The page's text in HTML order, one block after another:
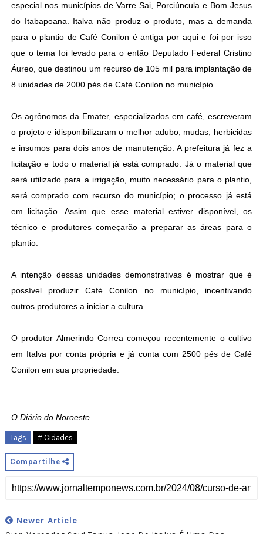
especial nos municípios de Varre Sai, Porciúncula e Bom Jesus
do Itabapoana. Italva não produz o produto, mas a demanda
para o plantio de Café Conilon é antiga por aqui e foi por isso
que o tema foi levado para o então Deputado Federal Cristino
Áureo, que destinou um recurso de 105 mil para implantação de
8 unidades de 2000 pés de Café Conilon no município.
Os agrônomos da Emater, especializados em café, escreveram
o projeto e idisponibilizaram o melhor adubo, mudas, herbicidas
e insumos para dois anos de manutenção. A prefeitura já fez a
licitação e todo o material já está comprado. Já o material que
será utilizado para a irrigação, muito necessário para o plantio,
será comprado com recurso do município; o processo já está
em licitação. Assim que esse material estiver disponível, os
técnico e produtores começarão a preparar as áreas para o
plantio.
A intenção dessas unidades demonstrativas é mostrar que é
possível produzir Café Conilon no município, incentivando
outros produtores a iniciar a cultura.
O produtor Almerindo Correa começou recentemente o cultivo
em Italva por conta própria e já conta com 2500 pés de Café
Conilon em sua propriedade.
O Diário do Noroeste
Tags # Cidades
Compartilhe
Newer Article